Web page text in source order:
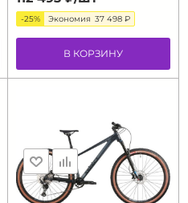
-25% Экономия 37 498 ₽
В КОРЗИНУ